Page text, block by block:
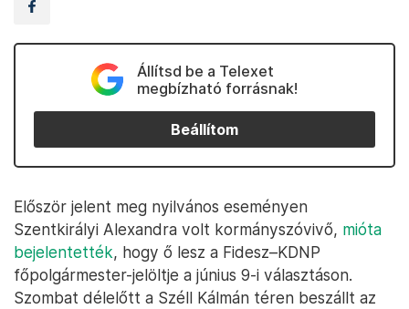
Állítsd be a Telexet
megbízható forrásnak!
Beállítom
Először jelent meg nyilvános eseményen
Szentkirályi Alexandra volt kormányszóvivő, mióta
bejelentették, hogy ő lesz a Fidesz–KDNP
főpolgármester-jelöltje a június 9-i választáson.
Szombat délelőtt a Széll Kálmán téren beszállt az